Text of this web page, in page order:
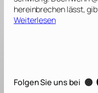
0
1
s
[
2
hereinbrechen lässt,
Weiterlesen:
2
Folgen Sie uns bei Instagram